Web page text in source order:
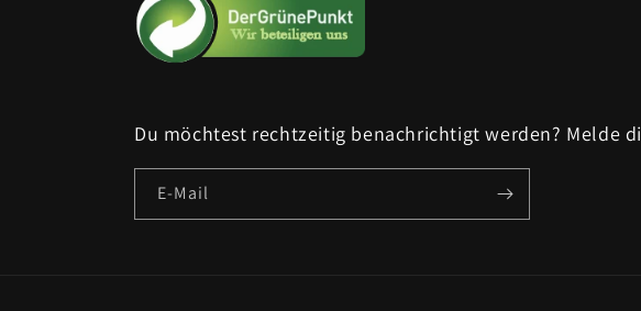
Du möchtest rechtzeitig benachrichtigt werden? Melde
E-Mail